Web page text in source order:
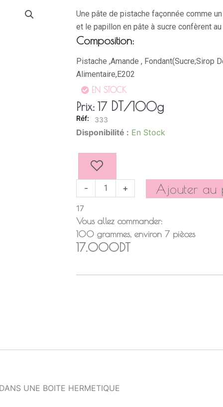
Une pâte de pistache façonnée comme
et le papillon en pâte à sucre confèrent
Composition:
Pistache ,Amande , Fondant(Sucre;Sirop
Alimentaire,E202
EN STOCK
Prix: 17 DT/100g
333
Disponibilité : En Stock
-
quantité
BOUQUET
PISTACHE
+ Ajouter au
17
Vous allez commander:
100 grammes, environ7 pièces
17.000DT
UNE BOITE HERMETIQUE